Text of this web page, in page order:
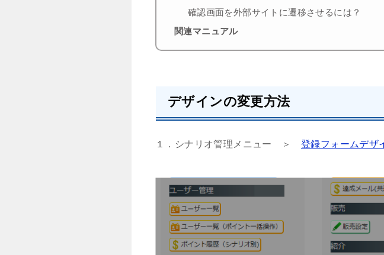
確認画面を外部サイトに遷移させるには？
関連マニュアル
デザインの変更方法
１．シナリオ管理メニュー ＞ 登録フォームデザ